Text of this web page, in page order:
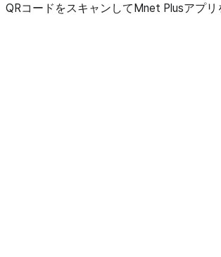
QRコードをスキャンしてMnet Plusアプリ